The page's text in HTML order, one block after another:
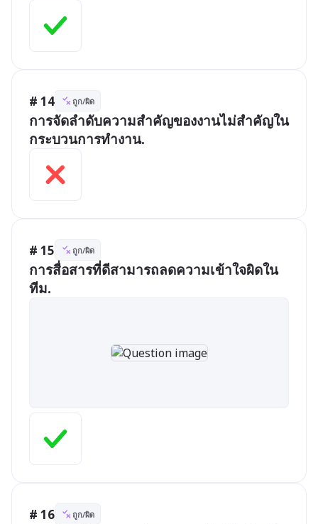
# 14 ถูก/ผิด
การจัดลำดับความสำคัญของงานไม่สำคัญใน
กระบวนการทำงาน.
# 15 ถูก/ผิด
การสื่อสารที่ดีสามารถลดความเข้าใจผิดใน
ทีม.
# 16 ถูก/ผิด